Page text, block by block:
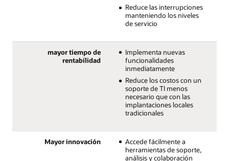
Reduce las interrupciones
manteniendo los niveles
de servicio
mayor tiempo de
rentabilidad
Implementa nuevas
funcionalidades
inmediatamente
Reduce los costos con un
soporte de TI menos
necesario que con las
implantaciones locales
tradicionales
Mayor innovación
Accede fácilmente a
herramientas de soporte,
análisis y colaboración